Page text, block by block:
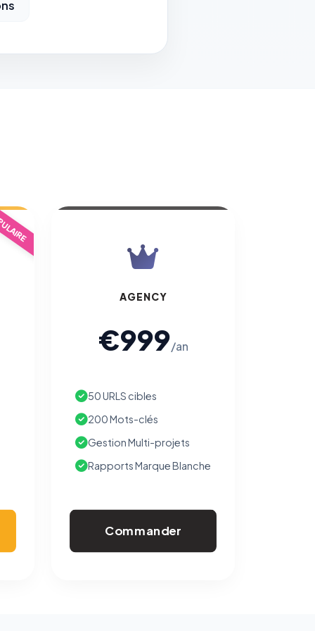
AGENCY
€999/an
50 URLS cibles
200 Mots-clés
Gestion Multi-projets
Rapports Marque Blanche
Commander